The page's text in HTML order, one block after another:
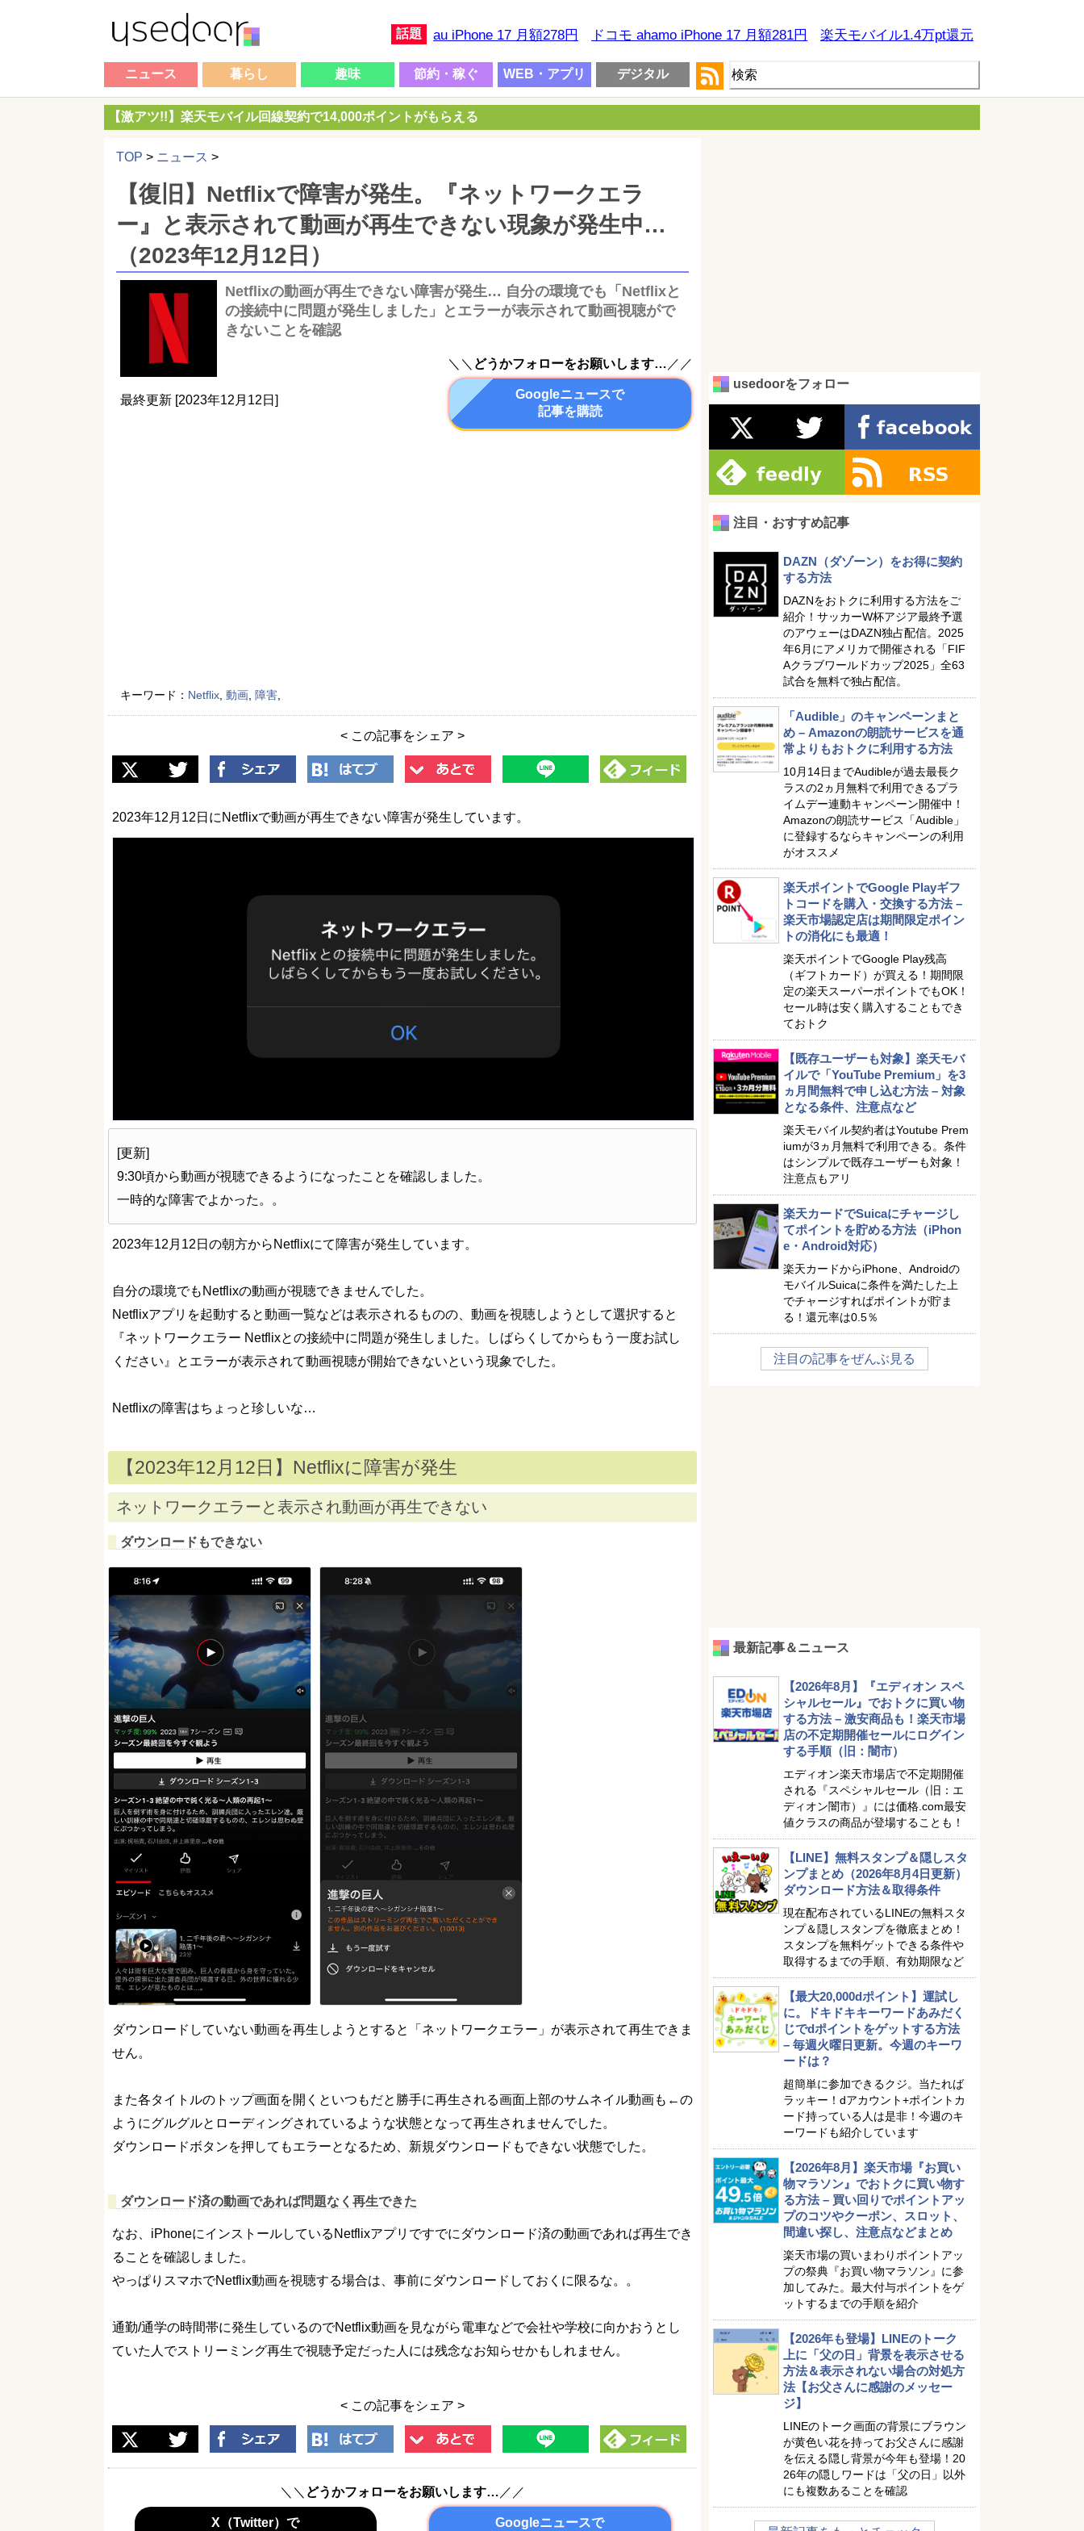
話題 au iPhone 17 月額278円 ドコモ ahamo iPhone 17 月額281円 楽天モバイル1.4万pt還元
ニュース 暮らし 趣味 節約・稼ぐ WEB・アプリ デジタル
【激アツ!!】楽天モバイル回線契約で14,000ポイントがもらえる
TOP > ニュース >
【復旧】Netflixで障害が発生。『ネットワークエラ
ー』と表示されて動画が再生できない現象が発生中…
（2023年12月12日）
Netflixの動画が再生できない障害が発生… 自分の環境でも「Netflixと
の接続中に問題が発生しました」とエラーが表示されて動画視聴がで
きないことを確認
最終更新 [2023年12月12日]
＼＼ どうかフォローをお願いします… ／／
Googleニュースで
記事を購読
キーワード： Netflix 動画 障害
< この記事をシェア >
2023年12月12日にNetflixで動画が再生できない障害が発生しています。
[更新]
9:30頃から動画が視聴できるようになったことを確認しました。
一時的な障害でよかった。。
2023年12月12日の朝方からNetflixにて障害が発生しています。
自分の環境でもNetflixの動画が視聴できませんでした。
Netflixアプリを起動すると動画一覧などは表示されるものの、動画を視聴しようとして選択すると
『ネットワークエラー Netflixとの接続中に問題が発生しました。しばらくしてからもう一度お試し
ください』とエラーが表示されて動画視聴が開始できないという現象でした。
Netflixの障害はちょっと珍しいな…
【2023年12月12日】Netflixに障害が発生
ネットワークエラーと表示され動画が再生できない
ダウンロードもできない
ダウンロードしていない動画を再生しようとすると「ネットワークエラー」が表示されて再生できま
せん。
また各タイトルのトップ画面を開くといつもだと勝手に再生される画面上部のサムネイル動画も←の
ようにグルグルとローディングされているような状態となって再生されませんでした。
ダウンロードボタンを押してもエラーとなるため、新規ダウンロードもできない状態でした。
ダウンロード済の動画であれば問題なく再生できた
なお、iPhoneにインストールしているNetflixアプリですでにダウンロード済の動画であれば再生でき
ることを確認しました。
やっぱりスマホでNetflix動画を視聴する場合は、事前にダウンロードしておくに限るな。。
通勤/通学の時間帯に発生しているのでNetflix動画を見ながら電車などで会社や学校に向かおうとし
ていた人でストリーミング再生で視聴予定だった人には残念なお知らせかもしれません。
< この記事をシェア >
＼＼ どうかフォローをお願いします… ／／
X（Twitter）で
Googleニュースで
usedoorをフォロー
注目・おすすめ記事
DAZN（ダゾーン）をお得に契約
する方法
DAZNをおトクに利用する方法をご
紹介！サッカーW杯アジア最終予選
のアウェーはDAZN独占配信。2025
年6月にアメリカで開催される「FIF
Aクラブワールドカップ2025」全63
試合を無料で独占配信。
「Audible」のキャンペーンまと
め – Amazonの朗読サービスを通
常よりもおトクに利用する方法
10月14日までAudibleが過去最長ク
ラスの2ヵ月無料で利用できるプラ
イムデー連動キャンペーン開催中！
Amazonの朗読サービス「Audible」
に登録するならキャンペーンの利用
がオススメ
楽天ポイントでGoogle Playギフ
トコードを購入・交換する方法 –
楽天市場認定店は期間限定ポイン
トの消化にも最適！
楽天ポイントでGoogle Play残高
（ギフトカード）が買える！期間限
定の楽天スーパーポイントでもOK！
セール時は安く購入することもでき
ておトク
【既存ユーザーも対象】楽天モバ
イルで「YouTube Premium」を3
ヵ月間無料で申し込む方法 – 対象
となる条件、注意点など
楽天モバイル契約者はYoutube Prem
iumが3ヵ月無料で利用できる。条件
はシンプルで既存ユーザーも対象！
注意点もアリ
楽天カードでSuicaにチャージし
てポイントを貯める方法（iPhon
e・Android対応）
楽天カードからiPhone、Androidの
モバイルSuicaに条件を満たした上
でチャージすればポイントが貯ま
る！還元率は0.5％
注目の記事をぜんぶ見る
最新記事＆ニュース
【2026年8月】『エディオン スペ
シャルセール』でおトクに買い物
する方法 – 激安商品も！楽天市場
店の不定期開催セールにログイン
する手順（旧：闇市）
エディオン楽天市場店で不定期開催
される『スペシャルセール（旧：エ
ディオン闇市）』には価格.com最安
値クラスの商品が登場することも！
【LINE】無料スタンプ＆隠しスタ
ンプまとめ（2026年8月4日更新）
ダウンロード方法＆取得条件
現在配布されているLINEの無料スタ
ンプ＆隠しスタンプを徹底まとめ！
スタンプを無料ゲットできる条件や
取得するまでの手順、有効期限など
【最大20,000dポイント】運試し
に。ドキドキキーワードあみだく
じでdポイントをゲットする方法
– 毎週火曜日更新。今週のキーワ
ードは？
超簡単に参加できるクジ。当たれば
ラッキー！dアカウント+ポイントカ
ード持っている人は是非！今週のキ
ーワードも紹介しています
【2026年8月】楽天市場『お買い
物マラソン』でおトクに買い物す
る方法 – 買い回りでポイントアッ
プのコツやクーポン、スロット、
間違い探し、注意点などまとめ
楽天市場の買いまわりポイントアッ
プの祭典『お買い物マラソン』に参
加してみた。最大付与ポイントをゲ
ットするまでの手順を紹介
【2026年も登場】LINEのトーク
上に「父の日」背景を表示させる
方法＆表示されない場合の対処方
法【お父さんに感謝のメッセー
ジ】
LINEのトーク画面の背景にブラウン
が黄色い花を持ってお父さんに感謝
を伝える隠し背景が今年も登場！20
26年の隠しワードは「父の日」以外
にも複数あることを確認